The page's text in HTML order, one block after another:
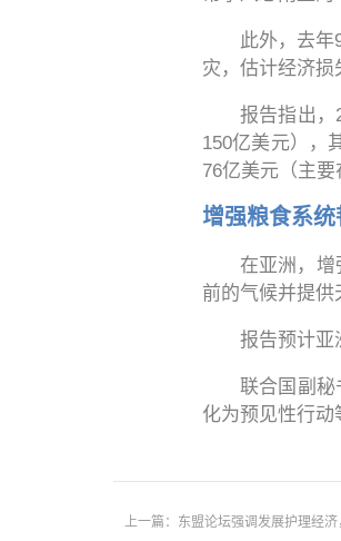
此外，去年
灾，估计经济损
报告指出，
150亿美元），
76亿美元（主要
增强粮食系统
在亚洲，
前的气候并提供
报告预计亚
联合国副秘
化为预见性行动
上一篇：东盟论坛强调发展护理经